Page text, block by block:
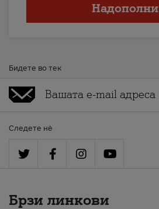
Надополни
Бидете во тек
Следете нè
Брзи линкови